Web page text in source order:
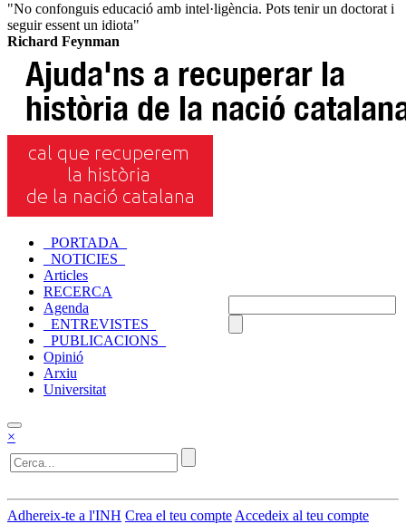
"No confonguis educació amb intel·ligència. Pots tenir un doctorat i
seguir essent un idiota"
Richard Feynman
_PORTADA_
_NOTICIES_
Articles
RECERCA
Agenda
_ENTREVISTES_
_PUBLICACIONS_
Opinió
Arxiu
Universitat
×
Adhereix-te a l'INH Crea el teu compte Accedeix al teu compte